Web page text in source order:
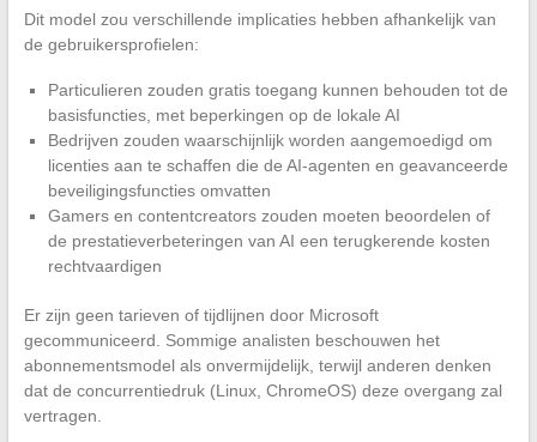
Dit model zou verschillende implicaties hebben afhankelijk van
de gebruikersprofielen:
Particulieren zouden gratis toegang kunnen behouden tot de
basisfuncties, met beperkingen op de lokale AI
Bedrijven zouden waarschijnlijk worden aangemoedigd om
licenties aan te schaffen die de AI-agenten en geavanceerde
beveiligingsfuncties omvatten
Gamers en contentcreators zouden moeten beoordelen of
de prestatieverbeteringen van AI een terugkerende kosten
rechtvaardigen
Er zijn geen tarieven of tijdlijnen door Microsoft
gecommuniceerd. Sommige analisten beschouwen het
abonnementsmodel als onvermijdelijk, terwijl anderen denken
dat de concurrentiedruk (Linux, ChromeOS) deze overgang zal
vertragen.